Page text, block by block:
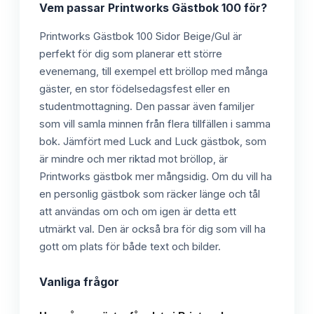
Vem passar Printworks Gästbok 100 för?
Printworks Gästbok 100 Sidor Beige/Gul är
perfekt för dig som planerar ett större
evenemang, till exempel ett bröllop med många
gäster, en stor födelsedagsfest eller en
studentmottagning. Den passar även familjer
som vill samla minnen från flera tillfällen i samma
bok. Jämfört med Luck and Luck gästbok, som
är mindre och mer riktad mot bröllop, är
Printworks gästbok mer mångsidig. Om du vill ha
en personlig gästbok som räcker länge och tål
att användas om och om igen är detta ett
utmärkt val. Den är också bra för dig som vill ha
gott om plats för både text och bilder.
Vanliga frågor